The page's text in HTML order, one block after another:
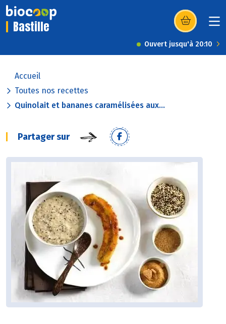
Bastille (s’ouvre dans
Ouvert jusqu'à 20:10
Accueil
Toutes nos recettes
Quinolait et bananes caramélisées aux...
Partager sur